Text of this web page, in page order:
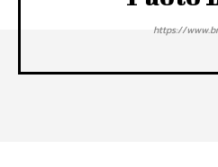
https://